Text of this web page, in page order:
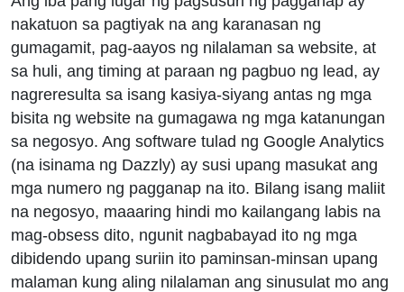
nakatuon sa pagtiyak na ang karanasan ng
gumagamit, pag-aayos ng nilalaman sa website, at
sa huli, ang timing at paraan ng pagbuo ng lead, ay
nagreresulta sa isang kasiya-siyang antas ng mga
bisita ng website na gumagawa ng mga katanungan
sa negosyo. Ang software tulad ng Google Analytics
(na isinama ng Dazzly) ay susi upang masukat ang
mga numero ng pagganap na ito. Bilang isang maliit
na negosyo, maaaring hindi mo kailangang labis na
mag-obsess dito, ngunit nagbabayad ito ng mga
dibidendo upang suriin ito paminsan-minsan upang
malaman kung aling nilalaman ang sinusulat mo ang